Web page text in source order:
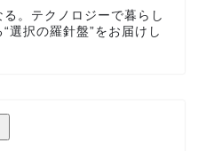
。テクノロジーで暮らし
選択の羅針盤”をお届けし